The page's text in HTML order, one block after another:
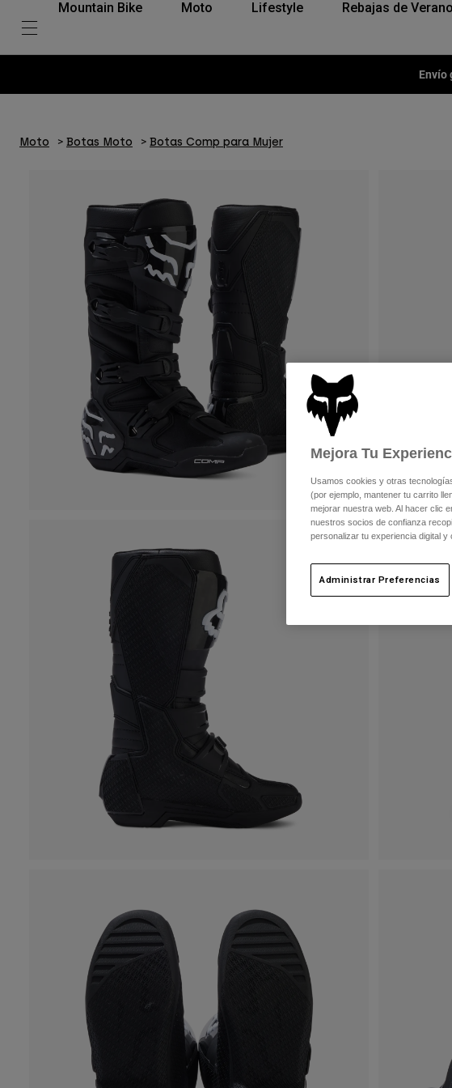
Mountain Bike Moto Lifestyle Rebajas de Verano
Envío
Moto Botas Moto Botas Comp para Mujer
Mejora Tu
Usamos cookies y otras
(por ejemplo, mantener tu carrito
mejorar nuestra web. Al hacer clic
nuestros socios de confianza
personalizar tu experiencia digital
Administrar Preferencias